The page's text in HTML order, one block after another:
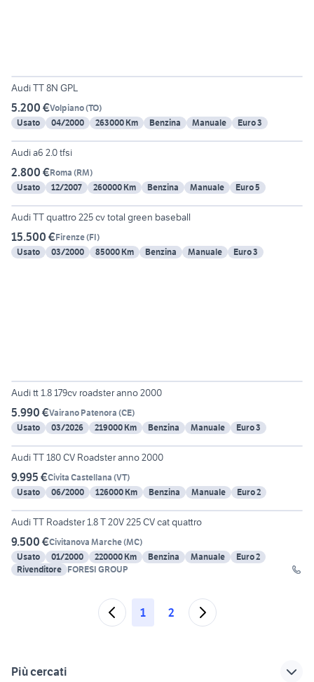
Audi TT 8N GPL
5.200 €Volpiano(TO)
Usato
04/2000 263000 Km Benzina Manuale Euro 3
6
Audi a6 2.0 tfsi
2.800 €Roma (RM)
Usato
12/2007 260000 Km Benzina Manuale Euro 5
6
Audi TT quattro 225 cv total green baseball
15.500 €Firenze(FI)
Usato
03/2000 85000 Km Benzina Manuale Euro 3
Audi tt 1.8 179cv roadster anno 2000
5.990 €Vairano Patenora (CE)
Usato
03/2026 219000 Km Benzina Manuale Euro 3
5
Audi TT 180 CV Roadster anno 2000
9.995 €Civita Castellana (VT)
Usato
06/2000 126000 Km Benzina Manuale Euro 2
16
Audi TT Roadster 1.8 T 20V 225 CV cat quattro
9.500 €Civitanova Marche(MC)
Usato
01/2000 220000 Km Benzina Manuale
Euro 2
Rivenditore FORESI GROUP
1 2
Più cercati